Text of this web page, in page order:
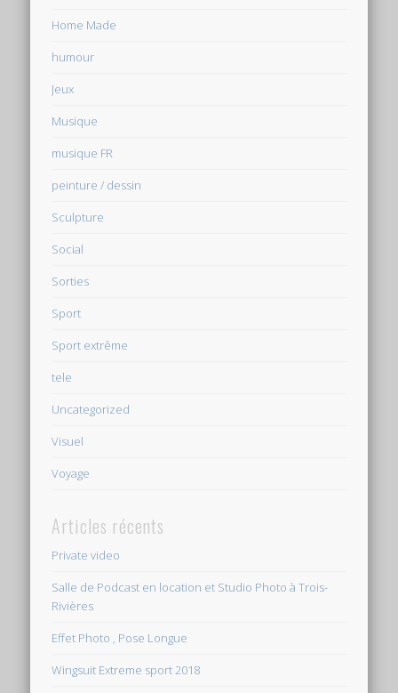
Home Made
humour
Jeux
Musique
musique FR
peinture / dessin
Sculpture
Social
Sorties
Sport
Sport extrême
tele
Uncategorized
Visuel
Voyage
Articles récents
Private video
Salle de Podcast en location et Studio Photo à Trois-
Rivières
Effet Photo , Pose Longue
Wingsuit Extreme sport 2018